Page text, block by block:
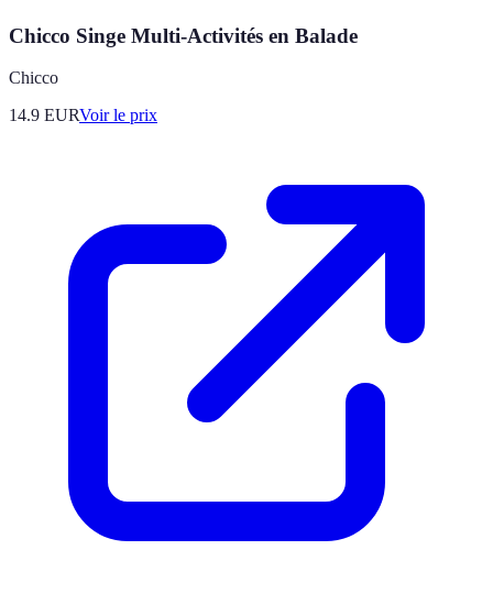
Chicco Singe Multi-Activités en Balade
Chicco
14.9 EURVoir le prix